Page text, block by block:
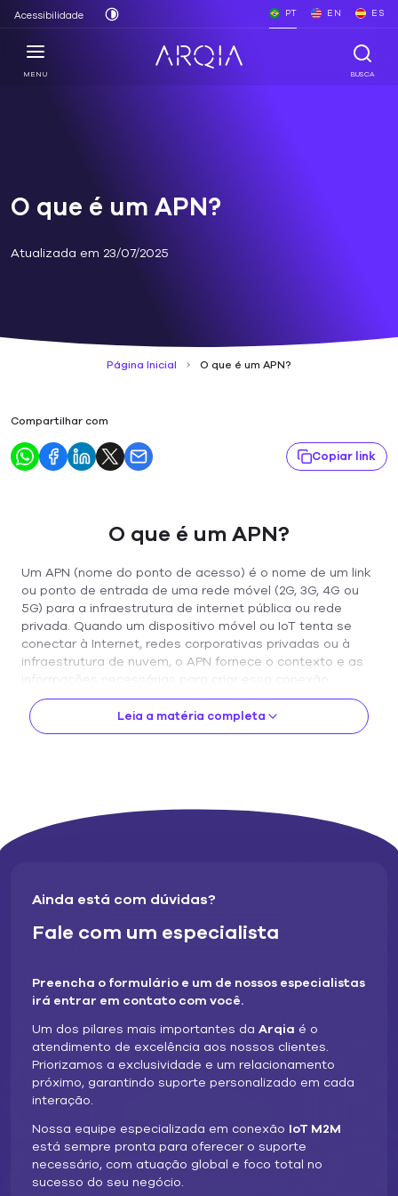
Acessibilidade PT EN ES
MENU BUSCA
O que é um APN?
Atualizada em 23/07/2025
Página Inicial O que é um APN?
Compartilhar com
Copiar link
O que é um APN?
Um APN (nome do ponto de acesso) é o nome de um link
ou ponto de entrada de uma rede móvel (2G, 3G, 4G ou
5G) para a infraestrutura de internet pública ou rede
privada. Quando um dispositivo móvel ou IoT tenta se
conectar à Internet, redes corporativas privadas ou à
infraestrutura de nuvem, o APN fornece o contexto e as
informações necessárias para criar essa conexão.
Aqui está uma visão geral dos tipos de APN, as
diferenças entre APNs e VPNs e como a escolha do
"Internet.mnc012.mcc345.gprs"
Para o olho destreinado, isso pode parecer uma
informações necessárias para determinar:
A qual rede o dispositivo deve ser conectado
Quais métodos de segurança devem ser usados
Um APN consiste em duas partes:
Identificador de rede
Leia a matéria completa
Ainda está com dúvidas?
Fale com um especialista
Preencha o formulário e um de nossos especialistas
irá entrar em contato com você.
Um dos pilares mais importantes da Arqia é o
atendimento de excelência aos nossos clientes.
Priorizamos a exclusividade e um relacionamento
próximo, garantindo suporte personalizado em cada
interação.
Nossa equipe especializada em conexão IoT M2M
está sempre pronta para oferecer o suporte
necessário, com atuação global e foco total no
sucesso do seu negócio.